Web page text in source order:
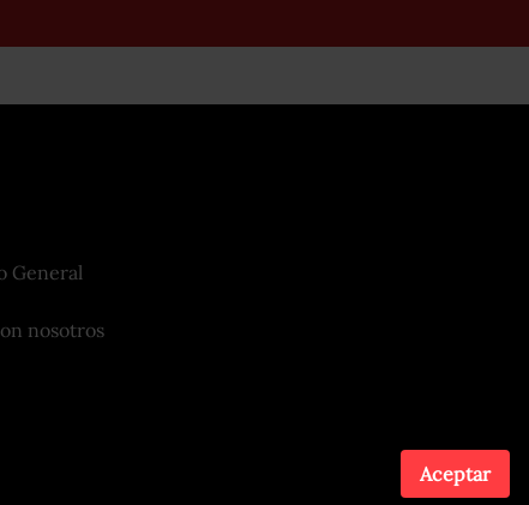
Aceptar
General
nosotros